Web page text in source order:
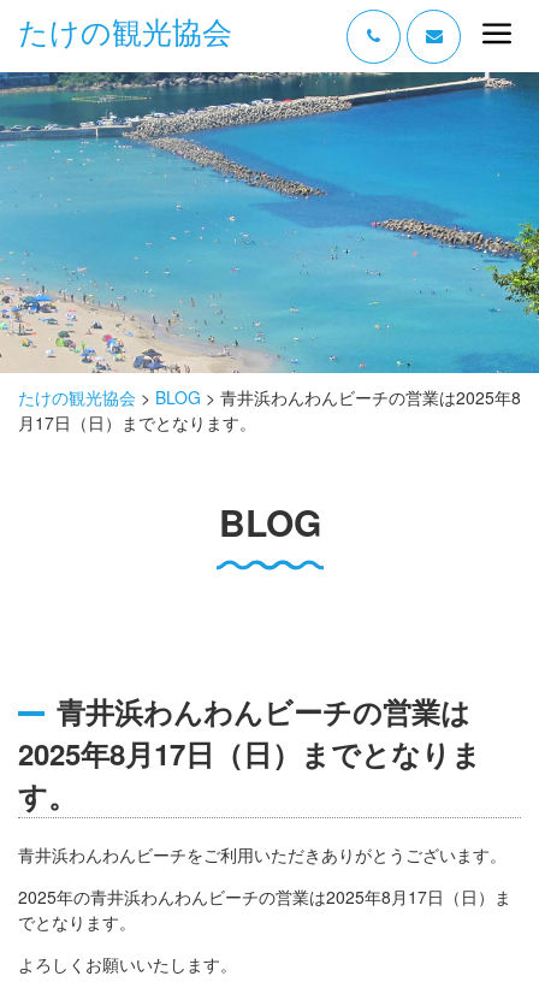
たけの観光協会
“たけの” の魅力
過ごし方
みどころ
泊まる
おみやげ
グルメ
Q O
たけの観光協会 > BLOG > 青井浜わんわんビーチの営業は2025年8
月17日（日）までとなります。
BLOG
青井浜わんわんビーチの営業は
2025年8月17日（日）までとなりま
す。
青井浜わんわんビーチをご利用いただきありがとうございます。
2025年の青井浜わんわんビーチの営業は2025年8月17日（日）ま
でとなります。
よろしくお願いいたします。